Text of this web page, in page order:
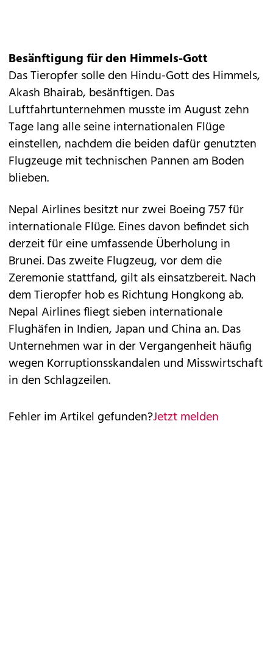
Besänftigung für den Himmels-Gott
Das Tieropfer solle den Hindu-Gott des Himmels,
Akash Bhairab, besänftigen. Das
Luftfahrtunternehmen musste im August zehn
Tage lang alle seine internationalen Flüge
einstellen, nachdem die beiden dafür genutzten
Flugzeuge mit technischen Pannen am Boden
blieben.
Nepal Airlines besitzt nur zwei Boeing 757 für
internationale Flüge. Eines davon befindet sich
derzeit für eine umfassende Überholung in
Brunei. Das zweite Flugzeug, vor dem die
Zeremonie stattfand, gilt als einsatzbereit. Nach
dem Tieropfer hob es Richtung Hongkong ab.
Nepal Airlines fliegt sieben internationale
Flughäfen in Indien, Japan und China an. Das
Unternehmen war in der Vergangenheit häufig
wegen Korruptionsskandalen und Misswirtschaft
in den Schlagzeilen.
Fehler im Artikel gefunden?Jetzt melden